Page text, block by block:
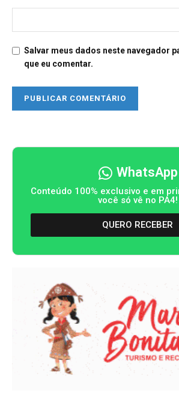
Salvar meus dados neste navegador
que eu comentar.
WhatsApp
Conteúdo 100% exclusivo e em
você só vê no PA4!
QUERO RECEBER